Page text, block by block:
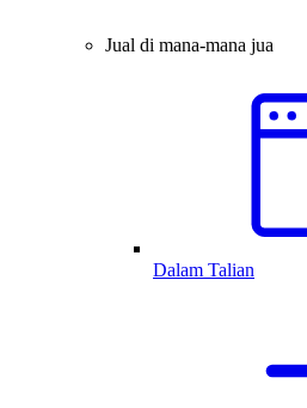
Jual di mana-mana jua
Dalam Talian